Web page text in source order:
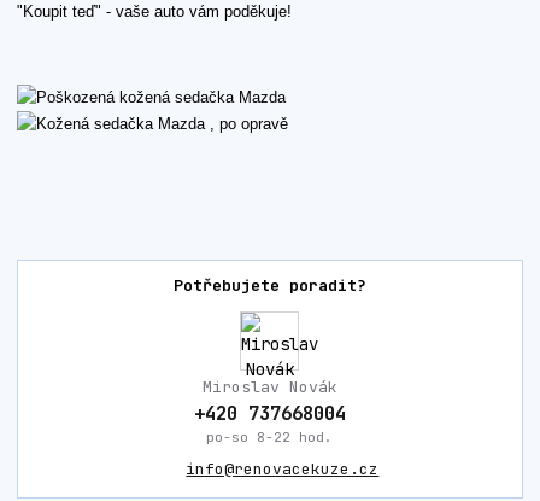
"Koupit teď" - vaše auto vám poděkuje!
Potřebujete poradit?
Miroslav Novák
+420 737668004
po-so 8-22 hod.
info@renovacekuze.cz